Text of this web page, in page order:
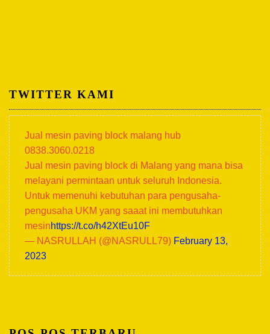
TWITTER KAMI
Jual mesin paving block malang hub
0838.3060.0218
Jual mesin paving block di Malang yang mana bisa
melayani permintaan untuk seluruh Indonesia.
Untuk memenuhi kebutuhan para pengusaha-
pengusaha UKM yang saaat ini membutuhkan
mesinhttps://t.co/h42XtEu10F
— NASRULLAH (@NASRULL79) February 13,
2023